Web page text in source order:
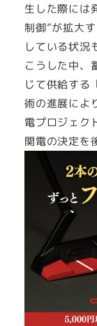
生した際には
制御”が拡大
している状況
こうした中、
じて供給する
術の進展によ
電プロジェク
関電の決定を